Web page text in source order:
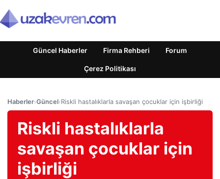
Güncel Haberler Firma Rehberi Forum
Çerez Politikası
Haberler›Güncel›Riskli hastalıklarla savaşan çocuklar için işbirliği
Riskli hastalıklarla
savaşan çocuklar için
işbirliği